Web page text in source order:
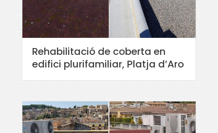
Rehabilitació de coberta en
edifici plurifamiliar, Platja d’Aro